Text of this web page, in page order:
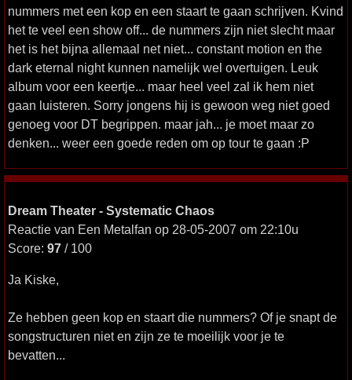
nummers met een kop en een staart te gaan schrijven. Kvind
het te veel een show off... de nummers zijn niet slecht maar
het is het bijna allemaal net niet... constant motion en the
dark eternal night kunnen namelijk wel overtuigen. Leuk
album voor een keertje... maar heel veel zal ik hem niet
gaan luisteren. Sorry jongens hij is gewoon weg niet goed
genoeg voor DT begrippen. maar jah... je moet maar zo
denken... weer een goede reden om op tour te gaan :P
Dream Theater - Systematic Chaos
Reactie van Een Metalfan op 28-05-2007 om 22:10u
Score: 97 / 100
Ja Kiske,
Ze hebben geen kop en staart die nummers? Of je snapt de
songstructuren niet en zijn ze te moeilijk voor je te
bevatten...